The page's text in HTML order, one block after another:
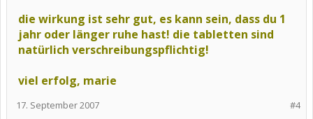
die wirkung ist sehr gut, es kann sein, dass du 1
jahr oder länger ruhe hast! die tabletten sind
natürlich verschreibungspflichtig!
viel erfolg, marie
#4
17. September 2007